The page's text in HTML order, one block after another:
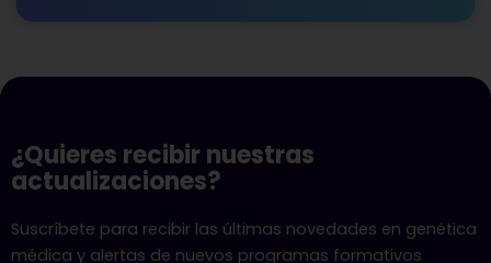
¿Quieres recibir nuestras
actualizaciones?
Suscríbete para recibir las últimas novedades en genética
médica y alertas de nuevos programas formativos